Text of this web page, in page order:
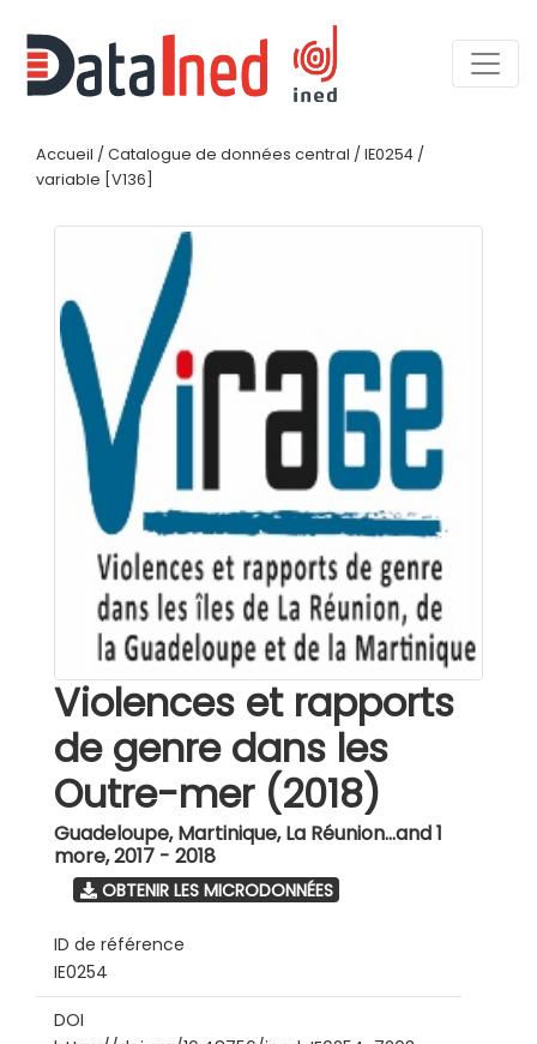
Accueil / Catalogue de données central / IE0254 /
variable [V136]
Violences et rapports
de genre dans les
Outre-mer (2018)
Guadeloupe, Martinique, La Réunion...and 1
more,2017 - 2018
OBTENIR LES MICRODONNÉES
ID de référence
IE0254
DOI